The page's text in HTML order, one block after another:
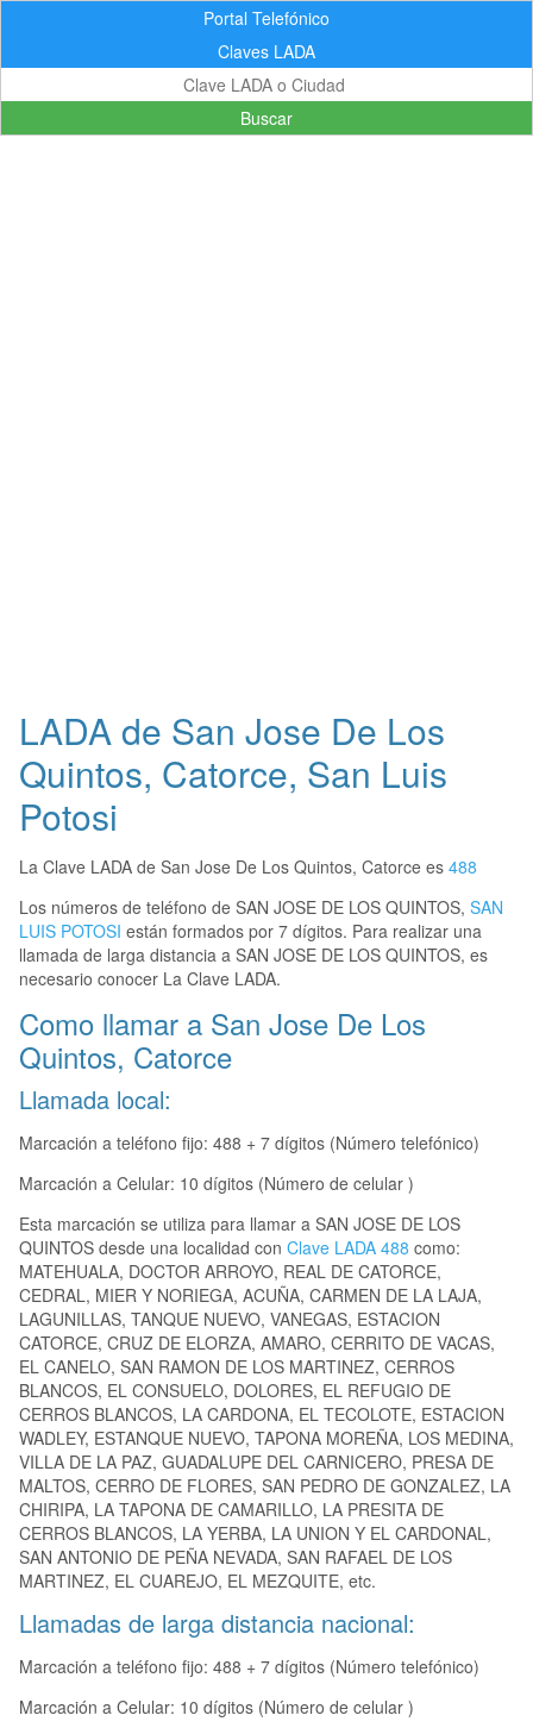
Portal Telefónico
Claves LADA
Buscar
LADA de San Jose De Los
Quintos, Catorce, San Luis
Potosi
La Clave LADA de San Jose De Los Quintos, Catorce es 488
Los números de teléfono de SAN JOSE DE LOS QUINTOS, SAN
LUIS POTOSI están formados por 7 dígitos. Para realizar una
llamada de larga distancia a SAN JOSE DE LOS QUINTOS, es
necesario conocer La Clave LADA.
Como llamar a San Jose De Los
Quintos, Catorce
Llamada local:
Marcación a teléfono fijo: 488 + 7 dígitos (Número telefónico)
Marcación a Celular: 10 dígitos (Número de celular )
Esta marcación se utiliza para llamar a SAN JOSE DE LOS
QUINTOS desde una localidad con Clave LADA 488 como:
MATEHUALA, DOCTOR ARROYO, REAL DE CATORCE,
CEDRAL, MIER Y NORIEGA, ACUÑA, CARMEN DE LA LAJA,
LAGUNILLAS, TANQUE NUEVO, VANEGAS, ESTACION
CATORCE, CRUZ DE ELORZA, AMARO, CERRITO DE VACAS,
EL CANELO, SAN RAMON DE LOS MARTINEZ, CERROS
BLANCOS, EL CONSUELO, DOLORES, EL REFUGIO DE
CERROS BLANCOS, LA CARDONA, EL TECOLOTE, ESTACION
WADLEY, ESTANQUE NUEVO, TAPONA MOREÑA, LOS MEDINA,
VILLA DE LA PAZ, GUADALUPE DEL CARNICERO, PRESA DE
MALTOS, CERRO DE FLORES, SAN PEDRO DE GONZALEZ, LA
CHIRIPA, LA TAPONA DE CAMARILLO, LA PRESITA DE
CERROS BLANCOS, LA YERBA, LA UNION Y EL CARDONAL,
SAN ANTONIO DE PEÑA NEVADA, SAN RAFAEL DE LOS
MARTINEZ, EL CUAREJO, EL MEZQUITE, etc.
Llamadas de larga distancia nacional:
Marcación a teléfono fijo: 488 + 7 dígitos (Número telefónico)
Marcación a Celular: 10 dígitos (Número de celular )